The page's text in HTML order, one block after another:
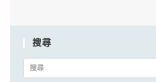
搜尋
Search